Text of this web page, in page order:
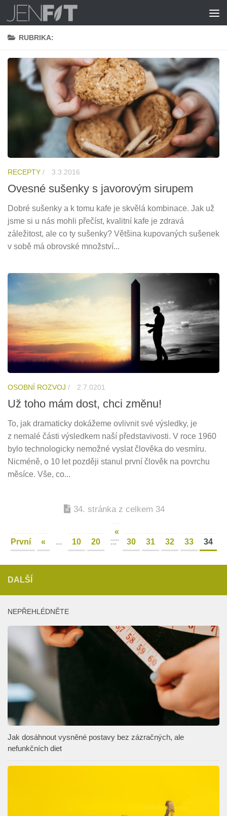
Skip to content
RUBRIKA:
RECEPTY / 3.3.2016
Ovesné sušenky s javorovým sirupem
Dobré sušenky a k tomu kafe je skvělá kombinace. Jak už
jsme si u nás mohli přečíst, kvalitní kafe je zdravá
záležitost, ale co ty sušenky? Většina kupovaných sušenek
v sobě má obrovské množství...
OSOBNÍ ROZVOJ / 2.7.0201
Už toho mám dost, chci změnu!
To, jak dramaticky dokážeme ovlivnit své výsledky, je
z nemalé části výsledkem naší představivosti. V roce 1960
bylo technologicky nemožné vyslat člověka do vesmíru.
Nicméně, o 10 let později stanul první člověk na povrchu
měsíce. Vše, co...
34. stránka z celkem 34
«
První
« ... 10 20 ... 30 31 32 33 34
DALŠÍ
NEPŘEHLÉDNĚTE
Jak dosáhnout vysněné postavy bez zázračných, ale
nefunkčních diet